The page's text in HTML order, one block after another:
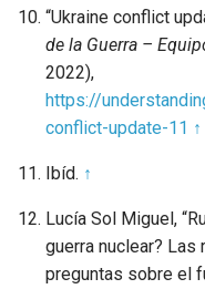
“Ukraine conflict
de la Guerra –
2022),
https://
conflict-update-11 ↑
Ibíd. ↑
Lucía Sol Miguel,
guerra nuclear?
preguntas sobre el